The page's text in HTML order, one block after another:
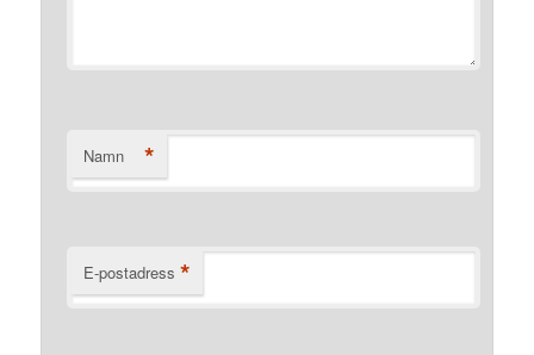
Namn *
E-postadress *